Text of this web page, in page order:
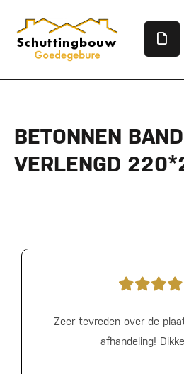
BETONNEN
VERLENGD
Zeer tevreden over de
afhandeling!